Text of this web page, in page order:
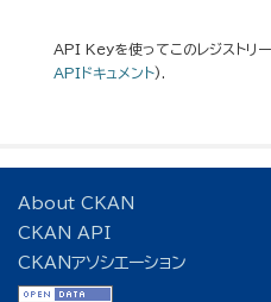
API Keyを使ってこのレジストリ
APIドキュメント).
About CKAN
CKAN API
CKANアソシエーション